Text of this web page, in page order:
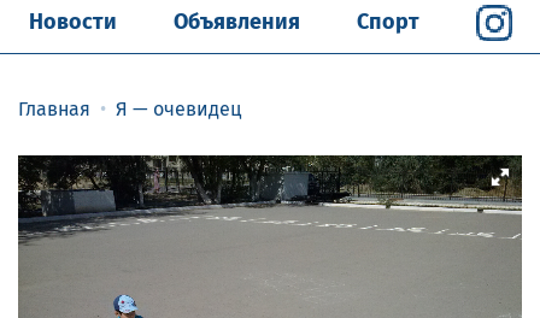
Новости Объявления Спорт
Главная Я — очевидец